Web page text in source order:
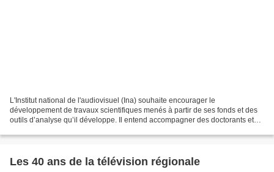
L'Institut national de l'audiovisuel (Ina) souhaite encourager le
développement de travaux scientifiques menés à partir de ses fonds et des
outils d’analyse qu’il développe. Il entend accompagner des doctorants et
Les 40 ans de la télévision régionale